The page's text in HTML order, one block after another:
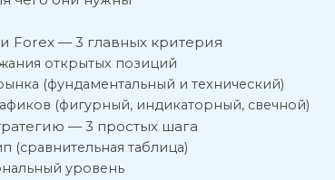
Forex — 3 главных критерия
открытых позиций
(фундаментальный и технический)
(фигурный, индикаторный, свечной)
— 3 простых шага
(сравнительная таблица)
уровень